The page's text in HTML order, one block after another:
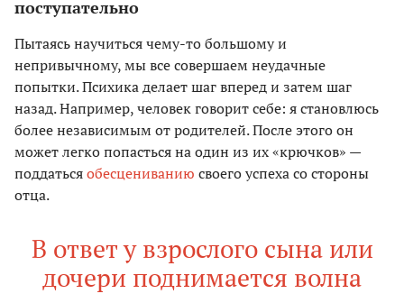
поступательно
Пытаясь научиться чему-то большому и
непривычному, мы все совершаем неудачные
попытки. Психика делает шаг вперед и затем шаг
назад. Например, человек говорит себе: я становлюсь
более независимым от родителей. После этого он
может легко попасться на один из их «крючков» —
поддатьсяобесцениванию своего успеха со стороны
отца.
В ответ у взрослого сына или
дочери поднимается волна